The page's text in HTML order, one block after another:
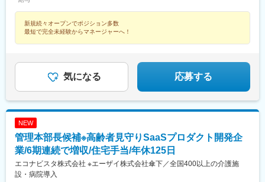
ースタイルケア 神宮東京都渋谷区初台2-5-21 初台富士ハイツ
104号室京王線「初台駅」徒歩5分■ユースタイルケア 四ッ谷東京
都新宿区荒木町16-26 エスペロビル402都営新宿線「曙橋駅」徒
歩3分▼2026年4月オープン！■ユースタイルケア 桜台東京都練馬
新規続々オープンでポジション多数
最短で完全未経験からマネージャーへ！
気になる 応募する
NEW
管理本部長候補※高齢者見守りSaaSプロダクト開発企
業/6期連続で増収/住宅手当/年休125日
エコナビスタ株式会社 ※エーザイ株式会社傘下／全国400以上の介護施
設・病院導入